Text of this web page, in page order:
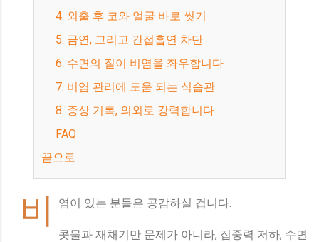
4. 외출 후 코와 얼굴 바로 씻기
5. 금연, 그리고 간접흡연 차단
6. 수면의 질이 비염을 좌우합니다
7. 비염 관리에 도움 되는 식습관
8. 증상 기록, 의외로 강력합니다
FAQ
끝으로
비 염이 있는 분들은 공감하실 겁니다.
콧물과 재채기만 문제가 아니라, 집중력 저하, 수면